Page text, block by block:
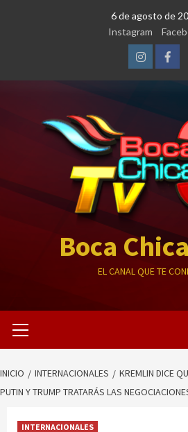
6 de agosto de
Instagram
Instagram
Boca
EL CANAL QUE TE
primario
INICIO INTERNACIONALES
KREMLIN DICE
PUTIN Y TRUMP TRATARÁS LAS
INTERNACIONALES